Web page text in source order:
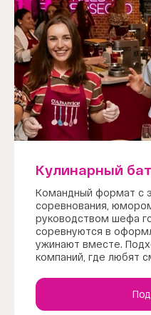
Кулинарный
Командный формат с
соревнования,
руководством шефа
соревнуются в
ужинают вместе.
компаний, где любят